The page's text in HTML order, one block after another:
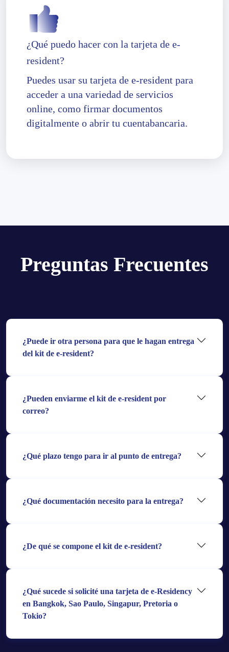
¿Qué puedo hacer con la tarjeta de e-
resident?
Puedes usar su tarjeta de e-resident para
acceder a una variedad de servicios
online, como firmar documentos
digitalmente o abrir tu cuentabancaria.
Preguntas Frecuentes
¿Puede ir otra persona para que le hagan entrega
del kit de e-resident?
¿Pueden enviarme el kit de e-resident por
correo?
¿Qué plazo tengo para ir al punto de entrega?
¿Qué documentación necesito para la entrega?
¿De qué se compone el kit de e-resident?
¿Qué sucede si solicité una tarjeta de e-Residency
en Bangkok, Sao Paulo, Singapur, Pretoria o
Tokio?